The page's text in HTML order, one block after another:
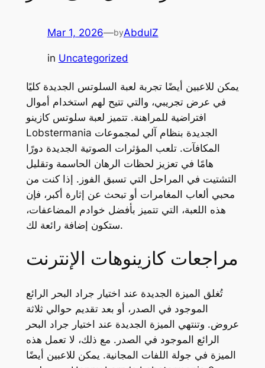
Mar 1, 2026—byAbdulZ
in Uncategorized
يمكن للاعبين أيضًا تجربة لعبة السلوتس الجديدة كليًا
في عرض تجريبي، والتي تتيح لهم استخدام أموال
افتراضية للمراهنة. تتميز لعبة سلوتس كازينو
Lobstermania الجديدة بنظام آلي لمجموعات
المكافآت. تلعب المؤثرات الصوتية الجديدة دورًا
هامًا في تعزيز لحظات الرهان الحاسمة وتقليل
التشتيت في المراحل التي تسبق الفوز. إذا كنت من
محبي ألعاب المغامرات أو تبحث عن إثارة أكبر، فإن
هذه اللعبة، التي تتميز بأفضل خوادم المضاعفات،
ستكون إضافة رائعة لك.
مراجعات كازينوهات الإنترنت
تُغلق الميزة الجديدة عند اختيار جراد البحر الرائع
الموجود في الصدر، أو بعد تقديم حوالي ثلاثة
عروض. وتنتهي الميزة الجديدة عند اختيار جراد البحر
الرائع الموجود في الصدر. مع ذلك، لا تعمل هذه
الميزة في جولة اللفات المجانية. يمكن للاعبين أيضًا